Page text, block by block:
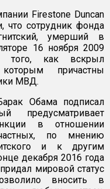
Firestone Duncan
что сотрудник фонда
умерший в
16 ноября 2009
того, как вскрыл
причастны
МВД.
Обама подписал
предусматривает
в отношении
по мнению
и к другим
декабря 2016 года
мировой статус
вносить в